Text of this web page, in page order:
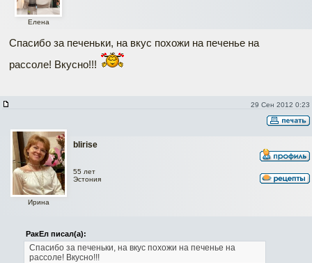
Елена
Спасибо за печеньки, на вкус похожи на печенье на
рассоле! Вкусно!!!
29 Сен 2012 0:23
blirise
Ирина
55 лет
Эстония
РакЕл писал(а):
Спасибо за печеньки, на вкус похожи на печенье на
рассоле! Вкусно!!!